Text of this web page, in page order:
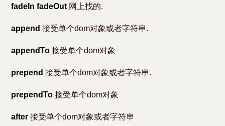
fadeIn fadeOut网上找的.
append 接受单个dom对象或者字符串.
appendTo 接受单个dom对象
prepend 接受单个dom对象或者字符串.
prependTo 接受单个dom对象
after 接受单个dom对象或者字符串